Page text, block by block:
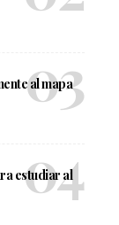
al mapa
estudiar al